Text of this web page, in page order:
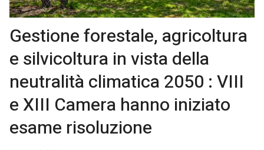
Gestione forestale, agricoltura
e silvicoltura in vista della
neutralità climatica 2050 : VIII
e XIII Camera hanno iniziato
esame risoluzione